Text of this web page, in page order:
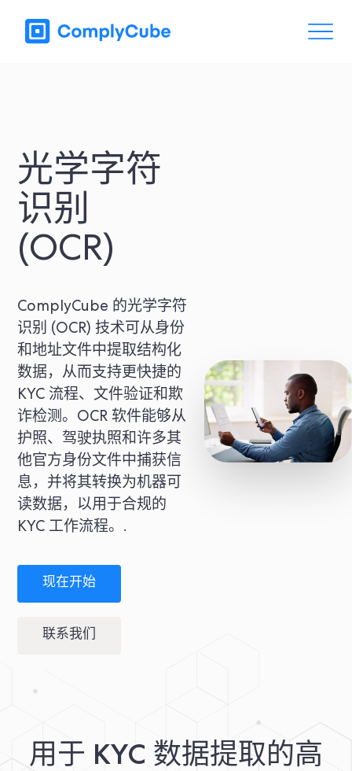
光学字符
识别
(OCR)
ComplyCube 的光学字符
识别 (OCR) 技术可从身份
和地址文件中提取结构化
数据，从而支持更快捷的
KYC 流程、文件验证和欺
诈检测。OCR 软件能够从
护照、驾驶执照和许多其
他官方身份文件中捕获信
息，并将其转换为机器可
读数据，以用于合规的
KYC 工作流程。.
现在开始
联系我们
用于 KYC 数据提取的高